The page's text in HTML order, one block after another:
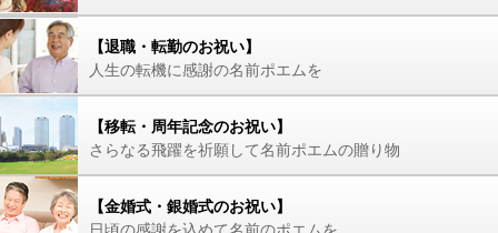
【退職・転勤のお祝い】
人生の転機に感謝の名前ポエムを
【移転・周年記念のお祝い】
さらなる飛躍を祈願して名前ポエムの贈り物
【金婚式・銀婚式のお祝い】
日頃の感謝を込めて名前のポエムを